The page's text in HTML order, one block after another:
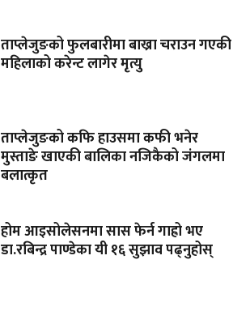
ताप्लेजुङको फुलबारीमा बाख्रा चराउन गएकी
महिलाको करेन्ट लागेर मृत्यु
ताप्लेजुङको कफि हाउसमा कफी भनेर
मुस्ताङे खाएकी बालिका नजिकैको जंगलमा
बलात्कृत
होम आइसोलेसनमा सास फेर्न गाह्रो भए
डा.रबिन्द्र पाण्डेका यी १६ सुझाव पढ्नुहोस्